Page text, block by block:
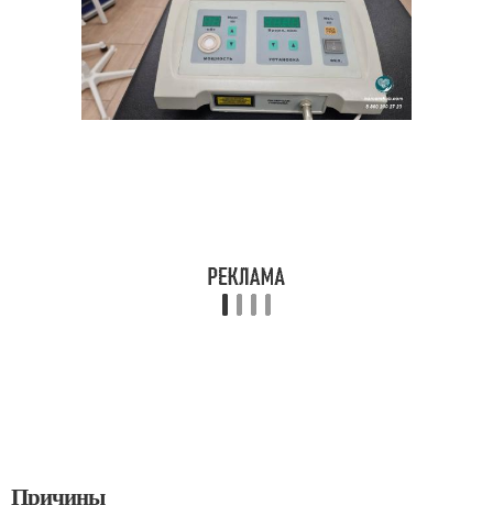
Причины